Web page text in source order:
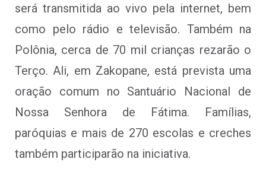
será transmitida ao vivo pela internet, bem
como pelo rádio e televisão. Também na
Polônia, cerca de 70 mil crianças rezarão o
Terço. Ali, em Zakopane, está prevista uma
oração comum no Santuário Nacional de
Nossa Senhora de Fátima. Famílias,
paróquias e mais de 270 escolas e creches
também participarão na iniciativa.